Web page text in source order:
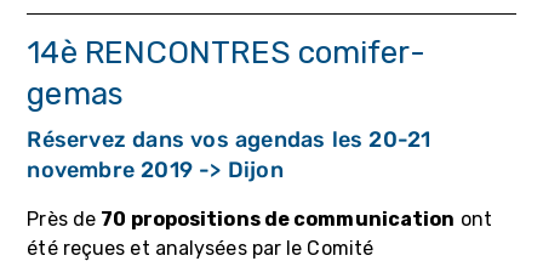
14è RENCONTRES comifer-
gemas
Réservez dans vos agendas les 20-21
novembre 2019 -> Dijon
Près de 70 propositions de communication ont
été reçues et analysées par le Comité